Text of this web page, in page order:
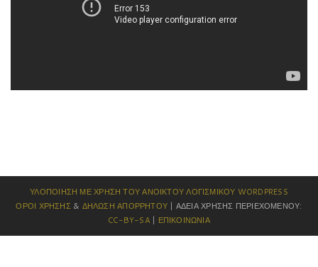
ΥΛΟΠΟΊΗΣΗ ΜΕ ΧΡΉΣΗ ΤΟΥ ΑΝΟΙΚΤΟΎ ΛΟΓΙΣΜΙΚΟΎ WORDPRESS
ΌΡΟΙ ΧΡΉΣΗΣ& ΔΉΛΩΣΗ ΑΠΟΡΡΉΤΟΥ | ΆΔΕΙΑ ΧΡΉΣΗΣ ΠΕΡΙΕΧΟΜΈΝΟΥ:
CC-BY-SA| ΕΠΙΚΟΙΝΩΝΊΑ